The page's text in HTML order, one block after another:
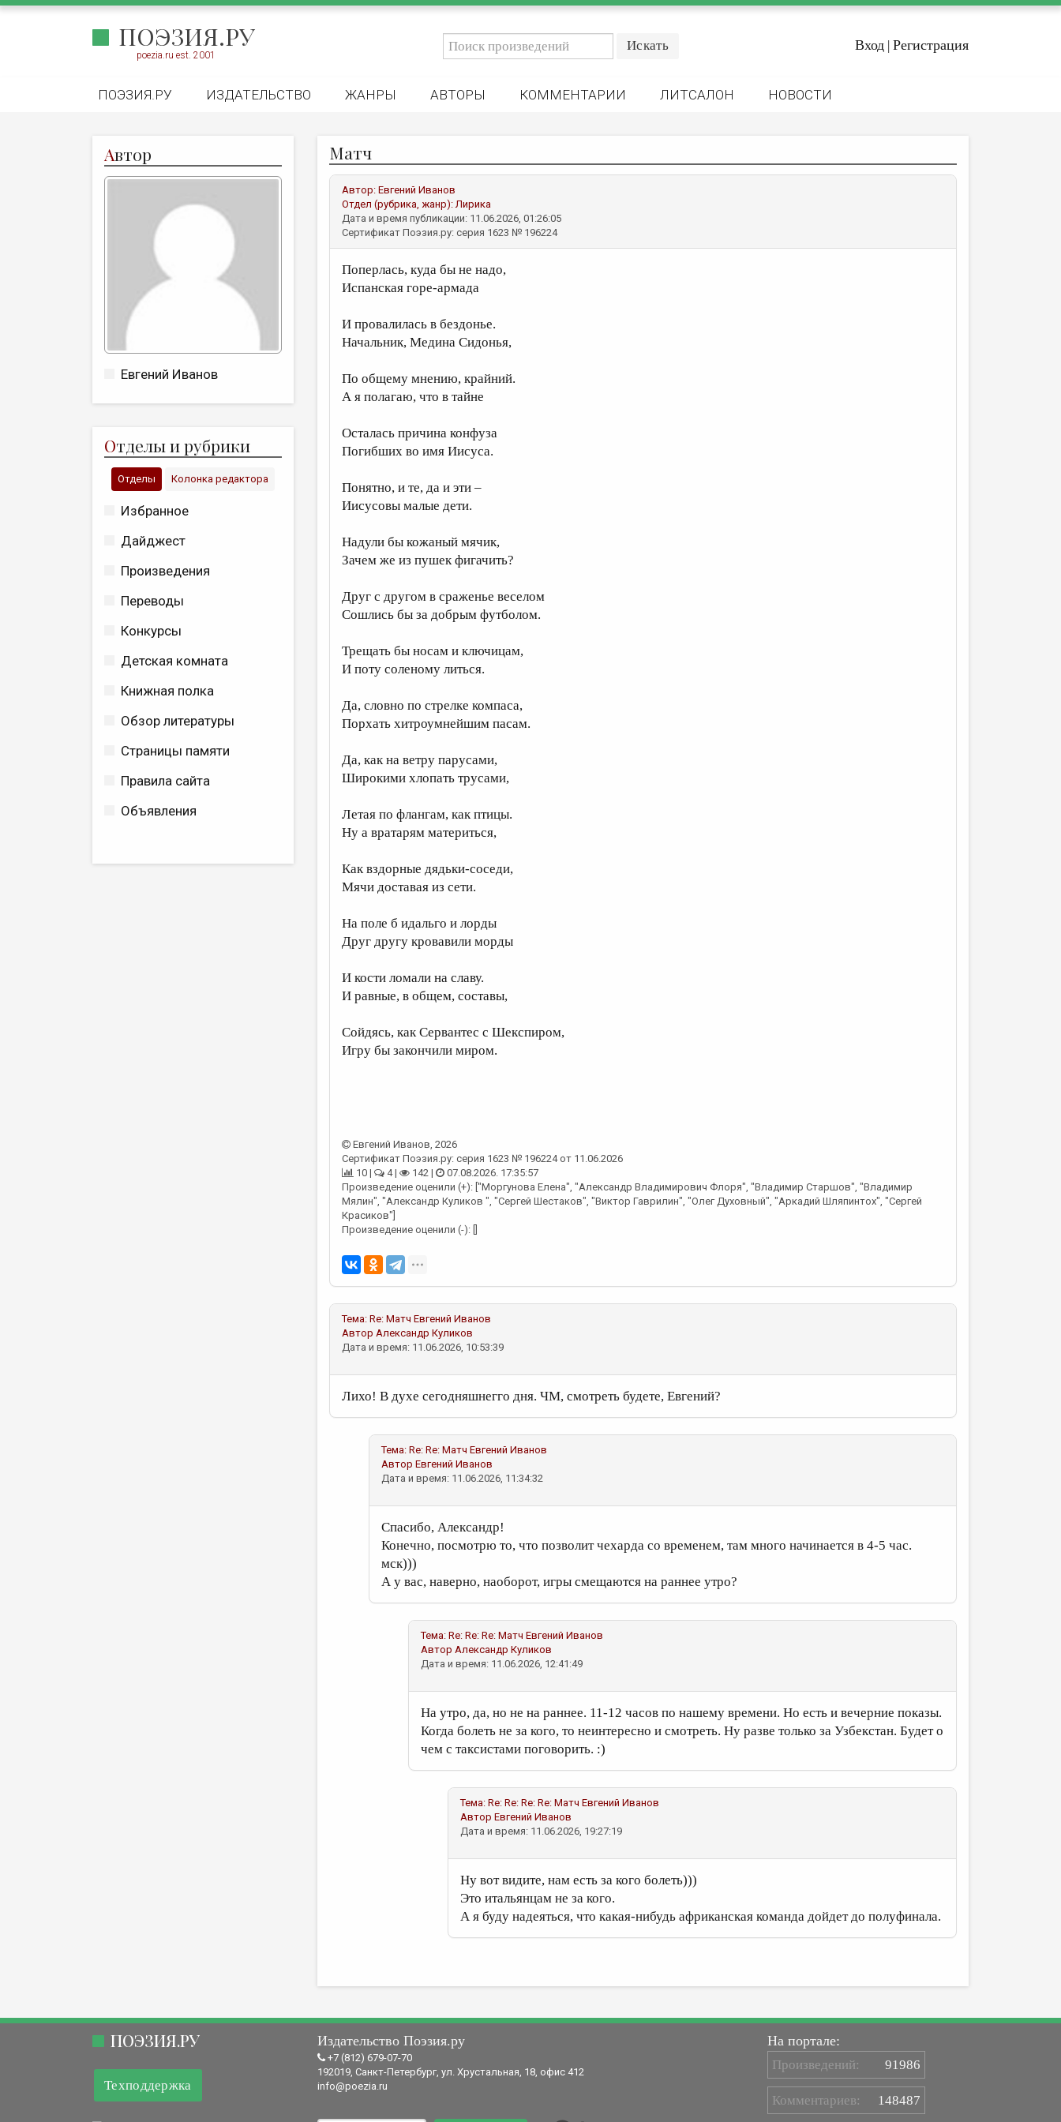
ПОЭЗИЯ.РУ
poezia.ru est. 2001
Вход | Регистрация
ПОЭЗИЯ.РУ ИЗДАТЕЛЬСТВО ЖАНРЫ АВТОРЫ КОММЕНТАРИИ ЛИТСАЛОН НОВОСТИ
Автор
Евгений Иванов
Отделы и рубрики
Отделы Колонка редактора
Избранное
Дайджест
Произведения
Переводы
Конкурсы
Детская комната
Книжная полка
Обзор литературы
Страницы памяти
Правила сайта
Объявления
Матч
Автор: Евгений Иванов
Отдел (рубрика, жанр):Лирика
Дата и время публикации: 11.06.2026, 01:26:05
Сертификат Поэзия.ру: серия 1623 № 196224
Поперлась, куда бы не надо,
Испанская горе-армада
И провалилась в бездонье.
Начальник, Медина Сидонья,
По общему мнению, крайний.
А я полагаю, что в тайне
Осталась причина конфуза
Погибших во имя Иисуса.
Понятно, и те, да и эти –
Иисусовы малые дети.
Надули бы кожаный мячик,
Зачем же из пушек фигачить?
Друг с другом в сраженье веселом
Сошлись бы за добрым футболом.
Трещать бы носам и ключицам,
И поту соленому литься.
Да, словно по стрелке компаса,
Порхать хитроумнейшим пасам.
Да, как на ветру парусами,
Широкими хлопать трусами,
Летая по флангам, как птицы.
Ну а вратарям материться,
Как вздорные дядьки-соседи,
Мячи доставая из сети.
На поле б идальго и лорды
Друг другу кровавили морды
И кости ломали на славу.
И равные, в общем, составы,
Сойдясь, как Сервантес с Шекспиром,
Игру бы закончили миром.
Евгений Иванов, 2026
Сертификат Поэзия.ру: серия 1623 № 196224 от 11.06.2026
10 |
4 | 142 |
07.08.2026. 17:35:57
Произведение оценили (+): ["Моргунова Елена", "Александр Владимирович Флоря", "Владимир Старшов", "Владимир
Мялин", "Александр Куликов ", "Сергей Шестаков", "Виктор Гаврилин", "Олег Духовный", "Аркадий Шляпинтох", "Сергей
Красиков"]
Произведение оценили (-): []
Тема: Re: Матч Евгений Иванов
Автор Александр Куликов
Дата и время: 11.06.2026, 10:53:39
Лихо! В духе сегодняшнегго дня. ЧМ, смотреть будете, Евгений?
Тема: Re: Re: Матч Евгений Иванов
Автор Евгений Иванов
Дата и время: 11.06.2026, 11:34:32
Спасибо, Александр!
Конечно, посмотрю то, что позволит чехарда со временем, там много начинается в 4-5 час.
мск)))
А у вас, наверно, наоборот, игры смещаются на раннее утро?
Тема: Re: Re: Re: Матч Евгений Иванов
Автор Александр Куликов
Дата и время: 11.06.2026, 12:41:49
На утро, да, но не на раннее. 11-12 часов по нашему времени. Но есть и вечерние показы.
Когда болеть не за кого, то неинтересно и смотреть. Ну разве только за Узбекстан. Будет о
чем с таксистами поговорить. :)
Тема: Re: Re: Re: Re: Матч Евгений Иванов
Автор Евгений Иванов
Дата и время: 11.06.2026, 19:27:19
Ну вот видите, нам есть за кого болеть)))
Это итальянцам не за кого.
А я буду надеяться, что какая-нибудь африканская команда дойдет до полуфинала.
ПОЭЗИЯ.РУ
Техподдержка
Издательство Поэзия.ру
+7 (812) 679-07-70
192019, Санкт-Петербург, ул. Хрустальная, 18, офис 412
info@poezia.ru
На портале:
Произведений: 91986
Комментариев: 148487